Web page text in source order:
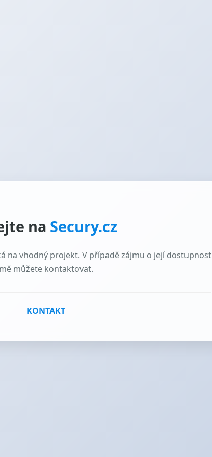
na Secury.cz
na vhodný projekt. V případě zájmu o její dostupnost
mě můžete kontaktovat.
KONTAKT